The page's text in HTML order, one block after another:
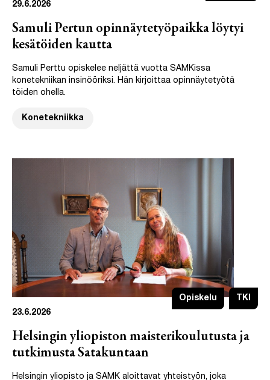
29.6.2026
Samuli Pertun opinnäytetyöpaikka löytyi
kesätöiden kautta
Samuli Perttu opiskelee neljättä vuotta SAMKissa
konetekniikan insinööriksi. Hän kirjoittaa opinnäytetyötä
töiden ohella.
Konetekniikka
Opiskelu
TKI
23.6.2026
Helsingin yliopiston maisterikoulutusta ja
tutkimusta Satakuntaan
Helsingin yliopisto ja SAMK aloittavat yhteistyön, joka